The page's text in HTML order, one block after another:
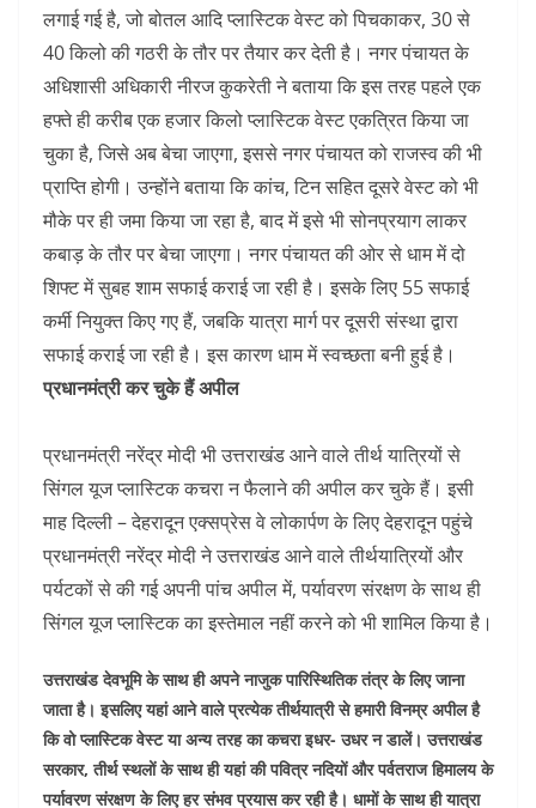
लगाई गई है, जो बोतल आदि प्लास्टिक वेस्ट को पिचकाकर, 30 से
40 किलो की गठरी के तौर पर तैयार कर देती है। नगर पंचायत के
अधिशासी अधिकारी नीरज कुकरेती ने बताया कि इस तरह पहले एक
हफ्ते ही करीब एक हजार किलो प्लास्टिक वेस्ट एकत्रित किया जा
चुका है, जिसे अब बेचा जाएगा, इससे नगर पंचायत को राजस्व की भी
प्राप्ति होगी। उन्होंने बताया कि कांच, टिन सहित दूसरे वेस्ट को भी
मौके पर ही जमा किया जा रहा है, बाद में इसे भी सोनप्रयाग लाकर
कबाड़ के तौर पर बेचा जाएगा। नगर पंचायत की ओर से धाम में दो
शिफ्ट में सुबह शाम सफाई कराई जा रही है। इसके लिए 55 सफाई
कर्मी नियुक्त किए गए हैं, जबकि यात्रा मार्ग पर दूसरी संस्था द्वारा
सफाई कराई जा रही है। इस कारण धाम में स्वच्छता बनी हुई है।
प्रधानमंत्री कर चुके हैं अपील
प्रधानमंत्री नरेंद्र मोदी भी उत्तराखंड आने वाले तीर्थ यात्रियों से
सिंगल यूज प्लास्टिक कचरा न फैलाने की अपील कर चुके हैं। इसी
माह दिल्ली – देहरादून एक्सप्रेस वे लोकार्पण के लिए देहरादून पहुंचे
प्रधानमंत्री नरेंद्र मोदी ने उत्तराखंड आने वाले तीर्थयात्रियों और
पर्यटकों से की गई अपनी पांच अपील में, पर्यावरण संरक्षण के साथ ही
सिंगल यूज प्लास्टिक का इस्तेमाल नहीं करने को भी शामिल किया है।
उत्तराखंड देवभूमि के साथ ही अपने नाजुक पारिस्थितिक तंत्र के लिए जाना
जाता है। इसलिए यहां आने वाले प्रत्येक तीर्थयात्री से हमारी विनम्र अपील है
कि वो प्लास्टिक वेस्ट या अन्य तरह का कचरा इधर- उधर न डालें। उत्तराखंड
सरकार, तीर्थ स्थलों के साथ ही यहां की पवित्र नदियों और पर्वतराज हिमालय के
पर्यावरण संरक्षण के लिए हर संभव प्रयास कर रही है। धामों के साथ ही यात्रा